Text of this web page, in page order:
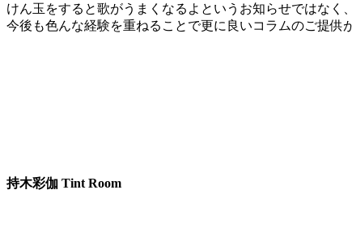
けん玉をすると歌がうまくなるよというお知らせではなく
今後も色んな経験を重ねることで更に良いコラムのご提供
持木彩伽 Tint Room